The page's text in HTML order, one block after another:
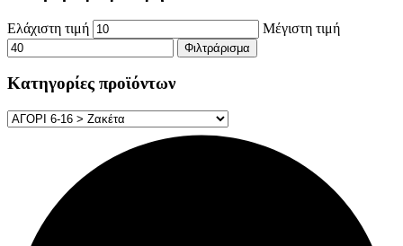
Ελάχιστη τιμή Μέγιστη τιμή
Φιλτράρισμα
Κατηγορίες προϊόντων